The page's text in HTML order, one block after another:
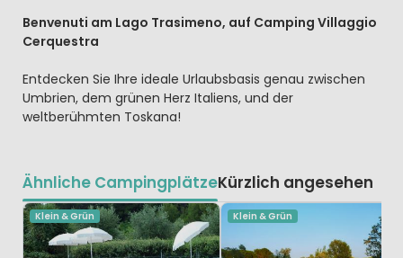
Benvenuti am Lago Trasimeno, auf Camping Villaggio
Cerquestra
Entdecken Sie Ihre ideale Urlaubsbasis genau zwischen
Umbrien, dem grünen Herz Italiens, und der
weltberühmten Toskana!
Ähnliche CampingplätzeKürzlich angesehen
Klein & Grün Klein & Grün